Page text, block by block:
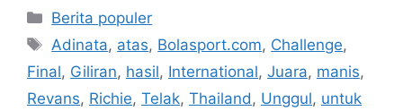
Kategori
Berita populer
Tag
Adinata, atas, Bolasport.com, Challenge,
Final, Giliran, hasil, International, Juara, manis,
Revans, Richie, Telak, Thailand , Unggul, untuk